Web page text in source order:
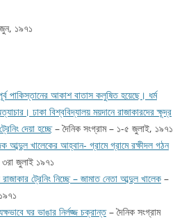
১৯৭১
পাকিস্তানের আকাশ বাতাস কলুষিত হয়েছে। ধর্ম
ঢাকা বিশ্ববিদ্যালয় ময়দানে রাজাকারদের ক্ষূদ্র
দেয়া হচ্ছে– দৈনিক সংগ্রাম – ১-৫ জুলাই, ১৯৭১
আব্দুল খালেকের আহ্বান- গ্রামে গ্রামে রক্ষীদল গঠন
জুলাই ১৯৭১
ট্রেনিং নিচ্ছে – জামাত নেতা আব্দুল খালেক –
ঘর ভাঙার নির্লজ্জ চক্রান্ত– দৈনিক সংগ্রাম